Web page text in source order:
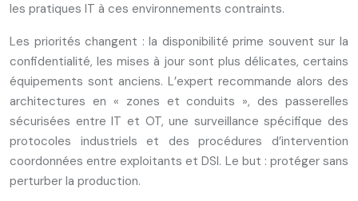
les pratiques IT à ces environnements contraints.
Les priorités changent : la disponibilité prime souvent sur la
confidentialité, les mises à jour sont plus délicates, certains
équipements sont anciens. L’expert recommande alors des
architectures en « zones et conduits », des passerelles
sécurisées entre IT et OT, une surveillance spécifique des
protocoles industriels et des procédures d’intervention
coordonnées entre exploitants et DSI. Le but : protéger sans
perturber la production.